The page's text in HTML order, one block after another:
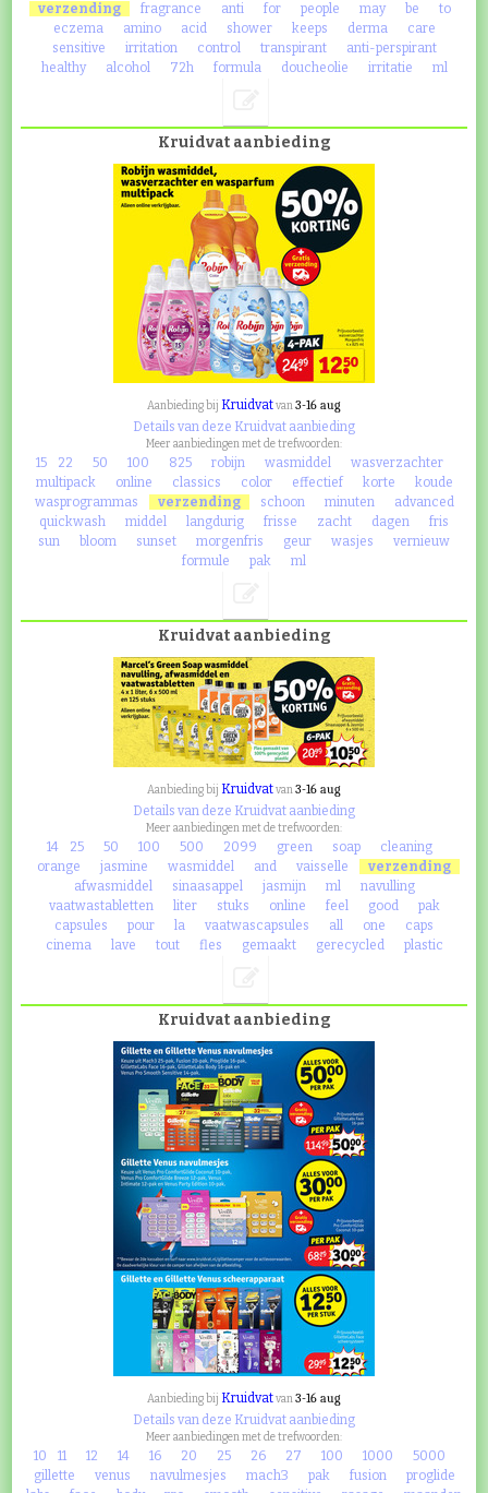
verzending
fragrance anti for people may be
to
eczema
amino acid shower keeps derma
care
sensitive
irritation control transpirant
anti-perspirant
healthy
alcohol 72h formula doucheolie irritatie ml
Kruidvat aanbieding
Aanbieding bij Kruidvatvan3-16 aug
Details van deze Kruidvat aanbieding
Meer aanbiedingen met de trefwoorden:
15 22 50 100 825 robijn wasmiddel
wasverzachter
multipack
online classics color effectief korte
koude
wasprogrammas
verzending schoon minuten
advanced
quickwash
middel langdurig frisse zacht dagen
fris
sun
bloom sunset morgenfris geur wasjes
vernieuw
formule
pak ml
Kruidvat aanbieding
Aanbieding bij Kruidvatvan3-16 aug
Details van deze Kruidvat aanbieding
Meer aanbiedingen met de trefwoorden:
14 25 50 100 500 2099 green soap
cleaning
orange
jasmine wasmiddel and vaisselle
verzending
afwasmiddel
sinaasappel jasmijn ml
navulling
vaatwastabletten
liter stuks online feel good
pak
capsules
pour la vaatwascapsules all one
caps
cinema
lave tout fles gemaakt gerecycled plastic
Kruidvat aanbieding
Aanbieding bij Kruidvatvan3-16 aug
Details van deze Kruidvat aanbieding
Meer aanbiedingen met de trefwoorden:
10 11 12 14 16 20 25 26 27 100 1000
5000
gillette
venus navulmesjes mach3 pak fusion
proglide